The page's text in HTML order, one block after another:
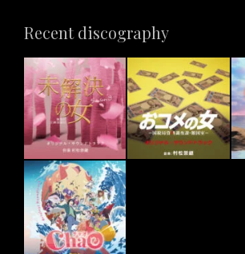
Recent discography